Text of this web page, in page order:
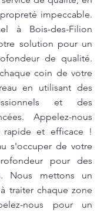
impeccable.
à Bois-des-Filion
solution pour un
de qualité.
coin de votre
en utilisant des
et des
Appelez-nous
rapide et efficace !
s'occuper de votre
pour des
Nous mettons un
traiter chaque zone
nous pour un